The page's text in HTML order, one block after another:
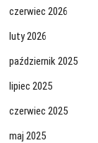
czerwiec 2026
luty 2026
październik 2025
lipiec 2025
czerwiec 2025
maj 2025